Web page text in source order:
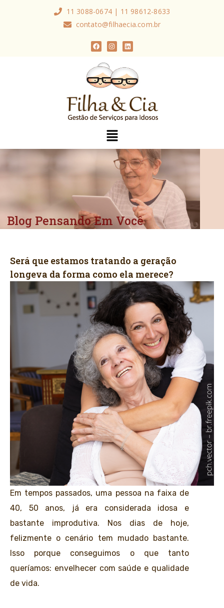
11 3088-0674 | 11 98612-8633
contato@filhaecia.com.br
Blog Pensando Em Você
Será que estamos tratando a geração
longeva da forma como ela merece?
Em tempos passados, uma pessoa na faixa de
40, 50 anos, já era considerada idosa e
bastante improdutiva. Nos dias de hoje,
felizmente o cenário tem mudado bastante.
Isso porque conseguimos o que tanto
queríamos: envelhecer com saúde e qualidade
de vida.